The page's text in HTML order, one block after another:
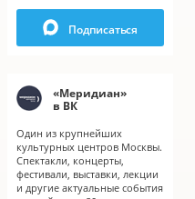
Подписаться
«Меридиан»
в ВК
Один из крупнейших
культурных центров Москвы.
Спектакли, концерты,
фестивали, выставки, лекции
и другие актуальные события